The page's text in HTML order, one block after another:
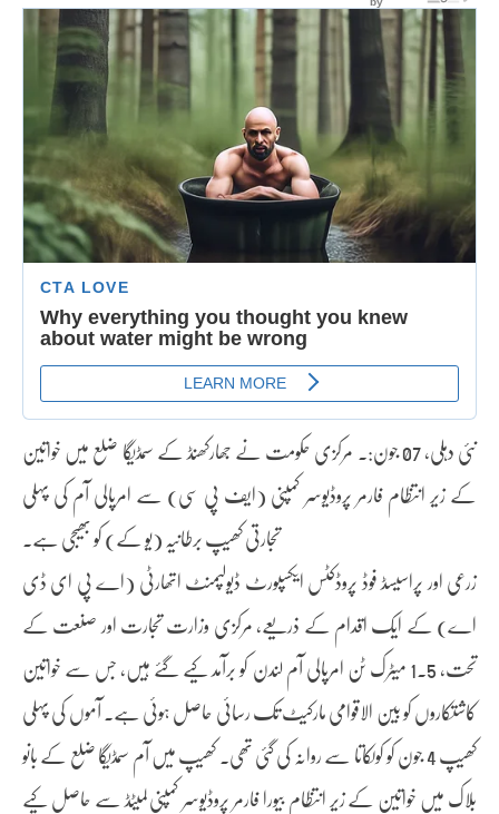
نئی دہلی، 07 جون:۔ مرکزی حکومت نے جھارکھنڈ کے سمڈیگا ضلع میں خواتین
کے زیر انتظام فارمر پروڈیوسر کمپنی (ایف پی سی) سے امرپالی آم کی پہلی
تجارتی کھیپ برطانیہ (یو کے) کو بھیجی ہے۔
زرعی اور پراسیسڈ فوڈ پروڈکٹس ایکسپورٹ ڈیولپمنٹ اتھارٹی (اے پی ای ڈی
اے) کے ایک اقدام کے ذریعے، مرکزی وزارت تجارت اور صنعت کے
تحت، 1.5 میٹرک ٹن امرپالی آم لندن کو برآمد کیے گئے ہیں، جس سے خواتین
کاشتکاروں کو بین الاقوامی مارکیٹ تک رسائی حاصل ہوئی ہے۔ آموں کی پہلی
کھیپ 4 جون کو کولکاتا سے روانہ کی گئی تھی۔ کھیپ میں آم سمڈیگا ضلع کے بانو
بلاک میں خواتین کے زیر انتظام بیورا فارمر پروڈیوسر کمپنی لمیٹڈ سے حاصل کیے